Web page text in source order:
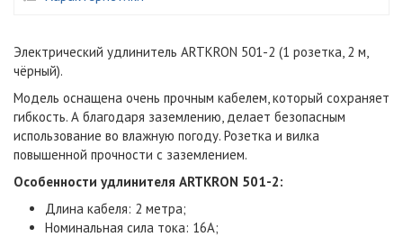
Электрический удлинитель ARTKRON 501-2 (1 розетка, 2 м,
чёрный).
Модель оснащена очень прочным кабелем, который сохраняет
гибкость. А благодаря заземлению, делает безопасным
использование во влажную погоду. Розетка и вилка
повышенной прочности с заземлением.
Особенности удлинителя ARTKRON 501-2:
Длина кабеля: 2 метра;
Номинальная сила тока: 16A;